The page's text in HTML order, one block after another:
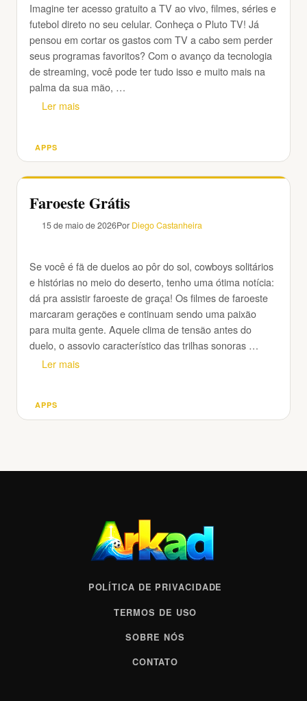
Imagine ter acesso gratuito a TV ao vivo, filmes, séries e
futebol direto no seu celular. Conheça o Pluto TV! Já
pensou em cortar os gastos com TV a cabo sem perder
seus programas favoritos? Com o avanço da tecnologia
de streaming, você pode ter tudo isso e muito mais na
palma da sua mão, …
Ler mais
Categorias
APPS
Faroeste Grátis
15 de maio de 2026Por Diego Castanheira
Se você é fã de duelos ao pôr do sol, cowboys solitários
e histórias no meio do deserto, tenho uma ótima notícia:
dá pra assistir faroeste de graça! Os filmes de faroeste
marcaram gerações e continuam sendo uma paixão
para muita gente. Aquele clima de tensão antes do
duelo, o assovio característico das trilhas sonoras …
Ler mais
Categorias
APPS
POLÍTICA DE PRIVACIDADE
TERMOS DE USO
SOBRE NÓS
CONTATO